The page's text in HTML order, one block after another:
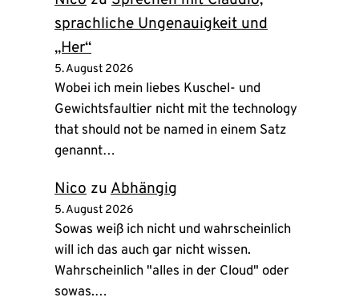
sprachliche Ungenauigkeit und
„Her“
5. August 2026
Wobei ich mein liebes Kuschel- und
Gewichtsfaultier nicht mit the technology
that should not be named in einem Satz
genannt…
Nico zu Abhängig
5. August 2026
Sowas weiß ich nicht und wahrscheinlich
will ich das auch gar nicht wissen.
Wahrscheinlich "alles in der Cloud" oder
sowas.…